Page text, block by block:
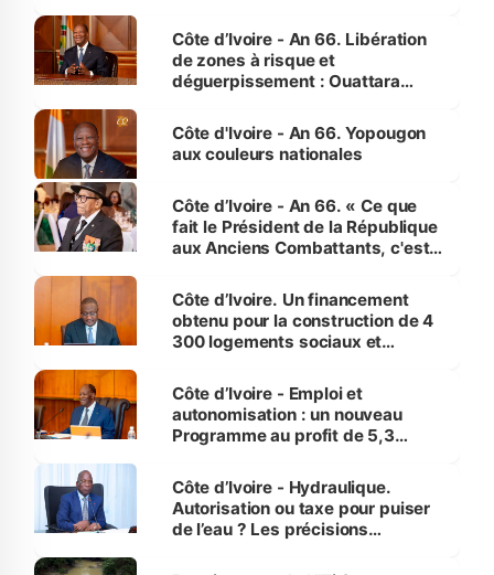
milieu des sinistrés
Côte d’Ivoire - An 66. Libération
de zones à risque et
déguerpissement : Ouattara
l'Etat de droit pour préserver les
vies humaines »
Côte d'Ivoire - An 66. Yopougon
aux couleurs nationales
Côte d’Ivoire - An 66. « Ce que
fait le Président de la République
aux Anciens Combattants, c'est
Côte d’Ivoire. Un financement
obtenu pour la construction de 4
300 logements sociaux et
et Yamoussoukro
Côte d’Ivoire - Emploi et
autonomisation : un nouveau
Programme au profit de 5,3
Côte d’Ivoire - Hydraulique.
Autorisation ou taxe pour puiser
de l’eau ? Les précisions